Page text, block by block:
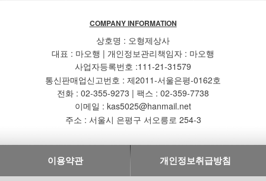
COMPANY INFORMATION
상호명 : 오형제상사
대표 : 마오행 | 개인정보관리책임자 : 마오행
사업자등록번호 :111-21-31579
통신판매업신고번호 : 제2011-서울은평-0162호
전화 : 02-355-9273 | 팩스 : 02-359-7738
이메일 : kas5025@hanmail.net
주소 : 서울시 은평구 서오릉로 254-3
이용약관 개인정보취급방침